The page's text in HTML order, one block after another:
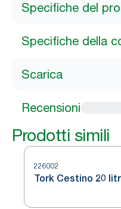
Specifiche del
Specifiche della
Scarica
Recensioni
Prodotti simili
226002
Tork Cestino 20